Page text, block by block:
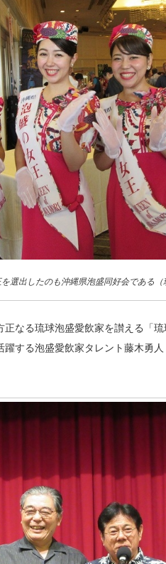
選出したのも沖縄県泡盛同好会である（
なる琉球泡盛愛飲家を讃える「
する泡盛愛飲家タレント藤木勇